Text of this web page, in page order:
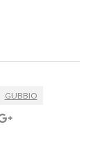
GUBBIO